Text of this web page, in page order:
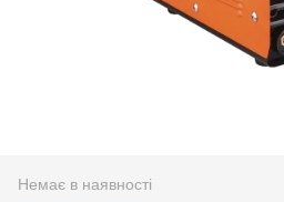
Немає в наявності